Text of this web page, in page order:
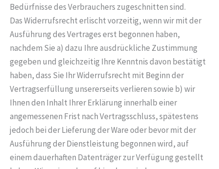
Bedürfnisse des Verbrauchers zugeschnitten sind.
Das Widerrufsrecht erlischt vorzeitig, wenn wir mit der
Ausführung des Vertrages erst begonnen haben,
nachdem Sie a) dazu Ihre ausdrückliche Zustimmung
gegeben und gleichzeitig Ihre Kenntnis davon bestätigt
haben, dass Sie Ihr Widerrufsrecht mit Beginn der
Vertragserfüllung unsererseits verlieren sowie b) wir
Ihnen den Inhalt Ihrer Erklärung innerhalb einer
angemessenen Frist nach Vertragsschluss, spätestens
jedoch bei der Lieferung der Ware oder bevor mit der
Ausführung der Dienstleistung begonnen wird, auf
einem dauerhaften Datenträger zur Verfügung gestellt